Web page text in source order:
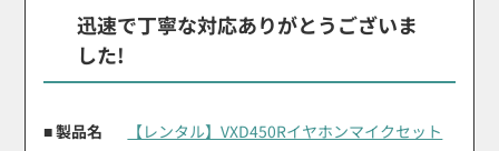
迅速で丁寧な対応ありがとうございま
した!
■ 製品名 【レンタル】VXD450Rイヤホンマイクセット